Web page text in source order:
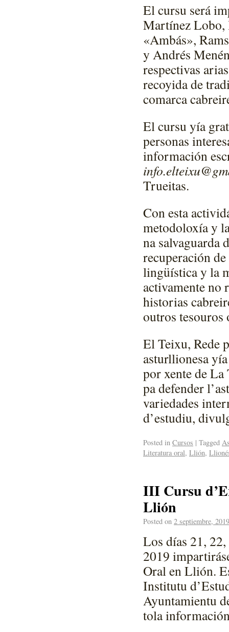
El cursu será
Martínez Lobo,
«Ambás»,
y Andrés
respectivas
recoyida de
comarca
El cursu yía
personas
información
Trueitas.
Con esta
metodoloxía y
na salvaguarda
recuperación
lingüística y la
activamente no
historias
outros tesouros
El Teixu, Rede
asturllionesa
por xente de
pa defender
variedades
d’estudiu,
Posted in Cursos | Tagged
Literatura oral, Llión,
III Cursu
Llión
Posted on 2 septiembre, 2019
Los días 21,
2019
Oral en Llión.
Institutu
Ayuntamientu
tola